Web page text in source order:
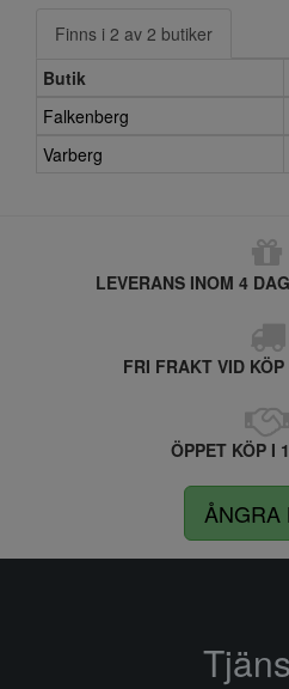
Finns i 2 av 2 butiker
Butik
Falkenberg
Varberg
LEVERANS INOM 4
FRI FRAKT VID
ÖPPET KÖP I
ÅNGRA